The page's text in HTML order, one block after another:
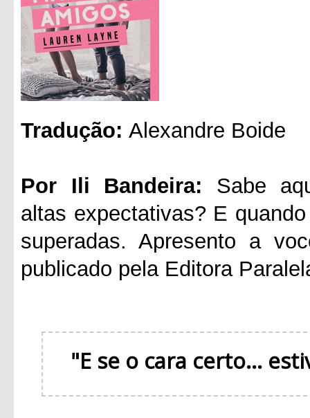
Tradução: Alexandre Boide
Por Ili Bandeira: Sabe
altas expectativas? E
superadas. Apresento a
publicado pela Editora
"E se o cara certo...